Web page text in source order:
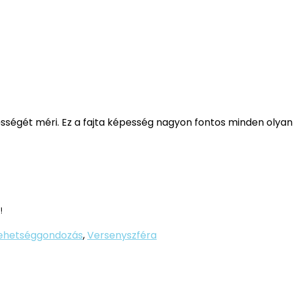
méri. Ez a fajta képesség nagyon fontos minden olyan
,Versenyszféra